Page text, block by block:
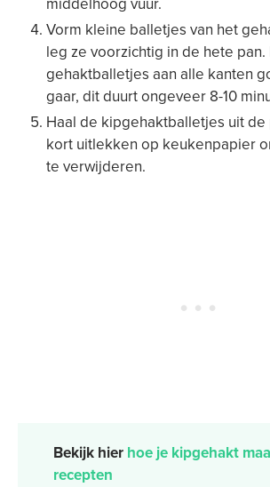
Vorm kleine balletjes van het
leg ze voorzichtig in de hete
gehaktballetjes aan alle kanten
gaar, dit duurt ongeveer 8-10
Haal de kipgehaktballetjes uit de
kort uitlekken op keukenpapier
te verwijderen.
Bekijk hier hoe je kipgehakt
recepten